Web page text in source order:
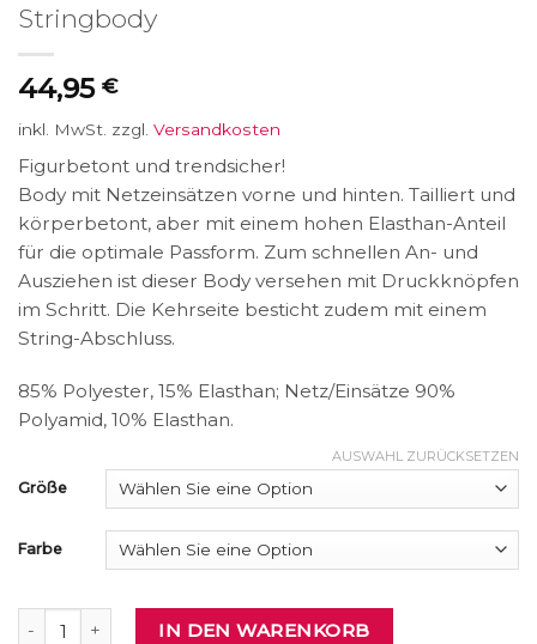
Stringbody
44,95 €
inkl. MwSt. zzgl. Versandkosten
Figurbetont und trendsicher!
Body mit Netzeinsätzen vorne und hinten. Tailliert und
körperbetont, aber mit einem hohen Elasthan-Anteil
für die optimale Passform. Zum schnellen An- und
Ausziehen ist dieser Body versehen mit Druckknöpfen
im Schritt. Die Kehrseite besticht zudem mit einem
String-Abschluss.
85% Polyester, 15% Elasthan; Netz/Einsätze 90%
Polyamid, 10% Elasthan.
Größe
Farbe
AUSWAHL ZURÜCKSETZEN
Stringbody MengeIN DEN WARENKORB